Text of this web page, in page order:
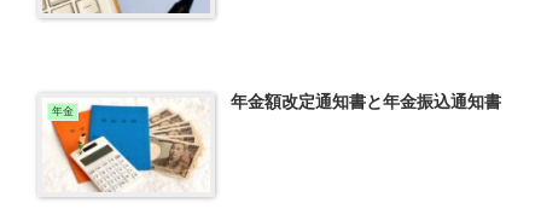
年金 年金額改定通知書と年金振込通知書